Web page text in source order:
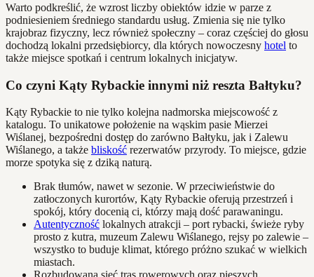
Warto podkreślić, że wzrost liczby obiektów idzie w parze z
podniesieniem średniego standardu usług. Zmienia się nie tylko
krajobraz fizyczny, lecz również społeczny – coraz częściej do głosu
dochodzą lokalni przedsiębiorcy, dla których nowoczesny hotel to
także miejsce spotkań i centrum lokalnych inicjatyw.
Co czyni Kąty Rybackie innymi niż reszta Bałtyku?
Kąty Rybackie to nie tylko kolejna nadmorska miejscowość z
katalogu. To unikatowe położenie na wąskim pasie Mierzei
Wiślanej, bezpośredni dostęp do zarówno Bałtyku, jak i Zalewu
Wiślanego, a także bliskość rezerwatów przyrody. To miejsce, gdzie
morze spotyka się z dziką naturą.
Brak tłumów, nawet w sezonie. W przeciwieństwie do
zatłoczonych kurortów, Kąty Rybackie oferują przestrzeń i
spokój, który docenią ci, którzy mają dość parawaningu.
Autentyczność lokalnych atrakcji – port rybacki, świeże ryby
prosto z kutra, muzeum Zalewu Wiślanego, rejsy po zalewie –
wszystko to buduje klimat, którego próżno szukać w wielkich
miastach.